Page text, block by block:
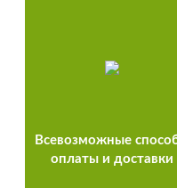
Всевозможные
оплаты и доставки